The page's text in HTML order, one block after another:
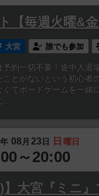
【毎週火曜&金
大宮 誰でも参加
約一切不要！途中入退
ことがないという初心者
くてボードゲームを一緒
年 08 月 23日 日 曜日
～20:00
)】大宮『ミニ